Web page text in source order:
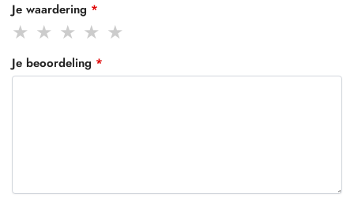
Je waardering *
Je beoordeling *